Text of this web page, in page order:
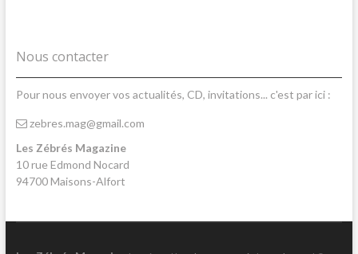
Nous contacter
Pour nous envoyer vos actualités, CD, invitations... c'est par ici :
zebres.mag@gmail.com
Les Zébrés Magazine
10 rue Edmond Nocard
94700 Maisons-Alfort